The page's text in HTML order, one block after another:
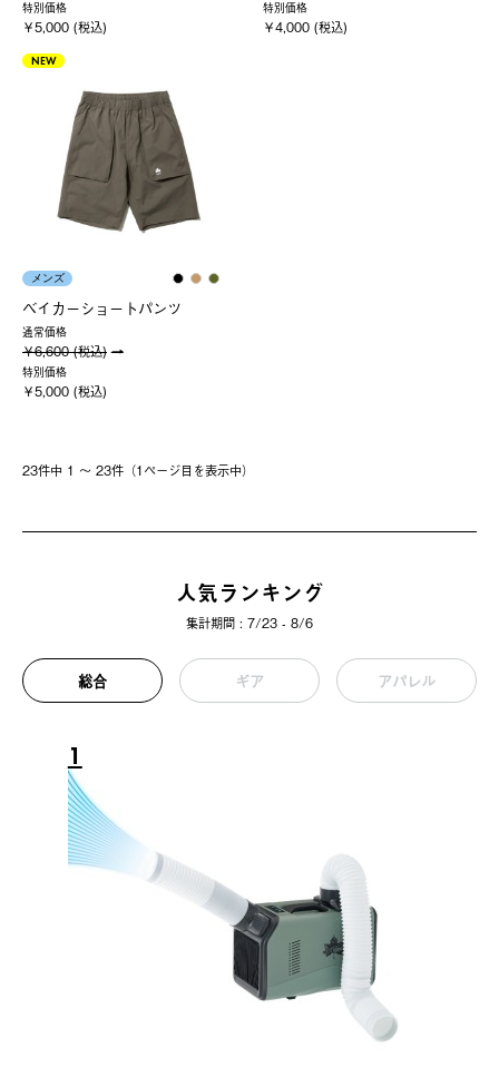
特別価格
￥5,000 (税込)
特別価格
￥4,000 (税込)
NEW
メンズ
ベイカーショートパンツ
通常価格
￥6,600 (税込)
特別価格
￥5,000 (税込)
23件中 1 〜 23件（1ページ⽬を表⽰中）
人気ランキング
集計期間 : 7/23 - 8/6
総合 ギア アパレル
1